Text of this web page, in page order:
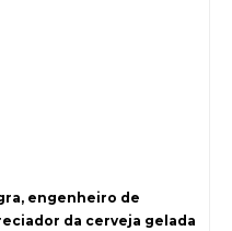
engenheiro de
da cerveja gelada